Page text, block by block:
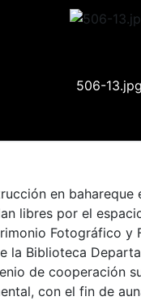
506-13.jpg
en bahareque
libres por el
Fotográfico y
la Biblioteca
de cooperación
con el fin de